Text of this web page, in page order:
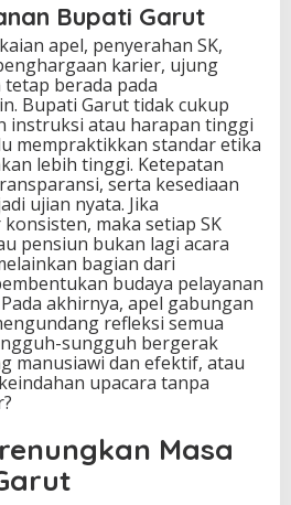
Bupati Garut
apel, penyerahan SK,
karier, ujung
berada pada
Bupati Garut tidak cukup
instruksi atau harapan tinggi
mempraktikkan standar etika
lebih tinggi. Ketepatan
serta kesediaan
ujian nyata. Jika
maka setiap SK
pensiun bukan lagi acara
bagian dari
budaya pelayanan
akhirnya, apel gabungan
refleksi semua
sungguh bergerak
manusiawi dan efektif, atau
upacara tanpa
Masa